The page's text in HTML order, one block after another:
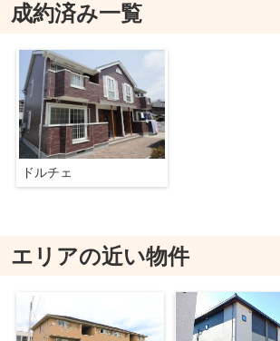
成約済み一覧
ドルチェ
エリアの近い物件